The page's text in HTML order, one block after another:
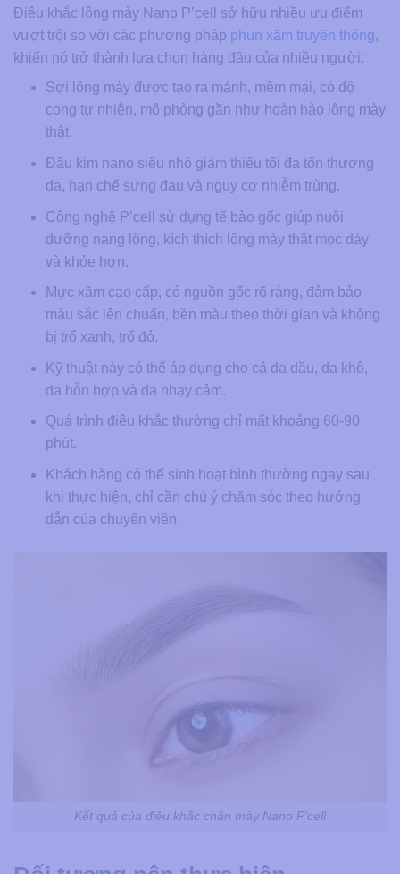
Điêu khắc lông mày Nano P’cell sở hữu nhiều ưu điểm
vượt trội so với các phương pháp phun xăm truyền thống,
khiến nó trở thành lựa chọn hàng đầu của nhiều người:
Sợi lông mày được tạo ra mảnh, mềm mại, có độ
cong tự nhiên, mô phỏng gần như hoàn hảo lông mày
thật.
Đầu kim nano siêu nhỏ giảm thiểu tối đa tổn thương
da, hạn chế sưng đau và nguy cơ nhiễm trùng.
Công nghệ P’cell sử dụng tế bào gốc giúp nuôi
dưỡng nang lông, kích thích lông mày thật mọc dày
và khỏe hơn.
Mực xăm cao cấp, có nguồn gốc rõ ràng, đảm bảo
màu sắc lên chuẩn, bền màu theo thời gian và không
bị trổ xanh, trổ đỏ.
Kỹ thuật này có thể áp dụng cho cả da dầu, da khô,
da hỗn hợp và da nhạy cảm.
Quá trình điêu khắc thường chỉ mất khoảng 60-90
phút.
Khách hàng có thể sinh hoạt bình thường ngay sau
khi thực hiện, chỉ cần chú ý chăm sóc theo hướng
dẫn của chuyên viên.
Kết quả của điêu khắc chân mày Nano P’cell